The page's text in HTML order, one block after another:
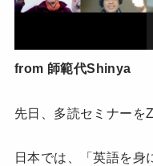
from 師範代Shinya
先日、多読セミナーを
日本では、「英語を身